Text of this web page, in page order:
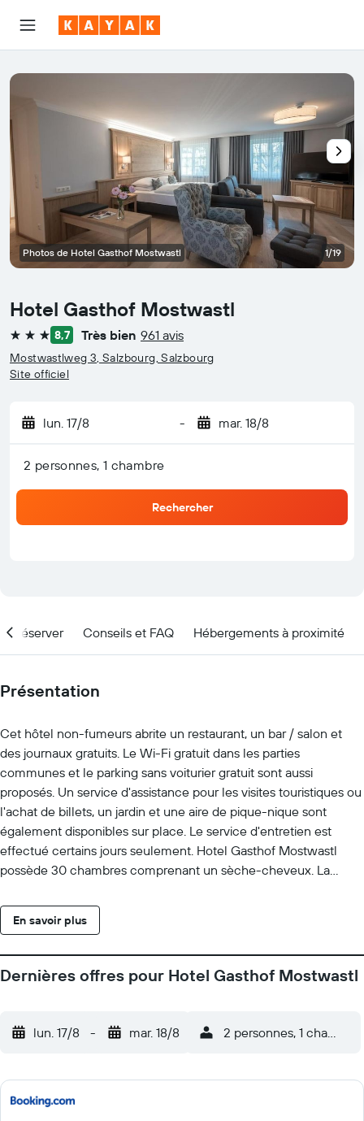
Hotel Gasthof Mostwastl
3 étoiles8,7 Très bien 961 avis
Mostwastlweg 3, Salzbourg, Salzbourg
Site officiel
lun. 17/8 - mar. 18/8
2 personnes, 1 chambre
Rechercher
Photos de Hotel Gasthof Mostwastl 1/19
réserver Conseils et FAQ Hébergements à proximité
Présentation
Cet hôtel non-fumeurs abrite un restaurant, un bar / salon et
des journaux gratuits. Le Wi-Fi gratuit dans les parties
communes et le parking sans voiturier gratuit sont aussi
proposés. Un service d'assistance pour les visites touristiques ou
l'achat de billets, un jardin et une aire de pique-nique sont
également disponibles sur place. Le service d'entretien est
effectué certains jours seulement. Hotel Gasthof Mostwastl
possède 30 chambres comprenant un sèche-cheveux. La
chambres. Cet hôtel de Salzbourg offre l'accès gratuit à Internet
par Wi-Fi. Des lits bébé (en supplément) et des lits
disponibles. Un service de ménage est fourni certains jours
seulement. Les activités de loisir répertoriées ci-dessous sont
peuvent faire l'objet de frais supplémentaires.
En savoir plus
Dernières offres pour Hotel Gasthof Mostwastl
lun. 17/8 - mar. 18/8 2 personnes, 1 chambre